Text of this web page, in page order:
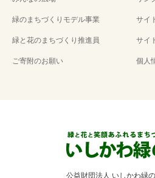
緑のまちづくりモデル事業
緑と花のまちづくり推進員
ご寄附のお願い
サイ
サイ
個人
公益財団法人 いしかわ緑